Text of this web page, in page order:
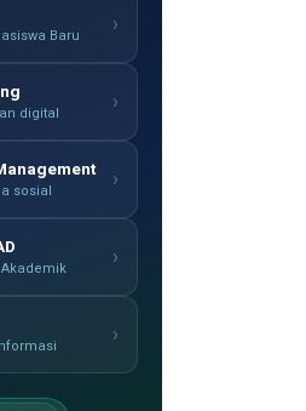
Baru ›
digital ›
sosial ›
›
›